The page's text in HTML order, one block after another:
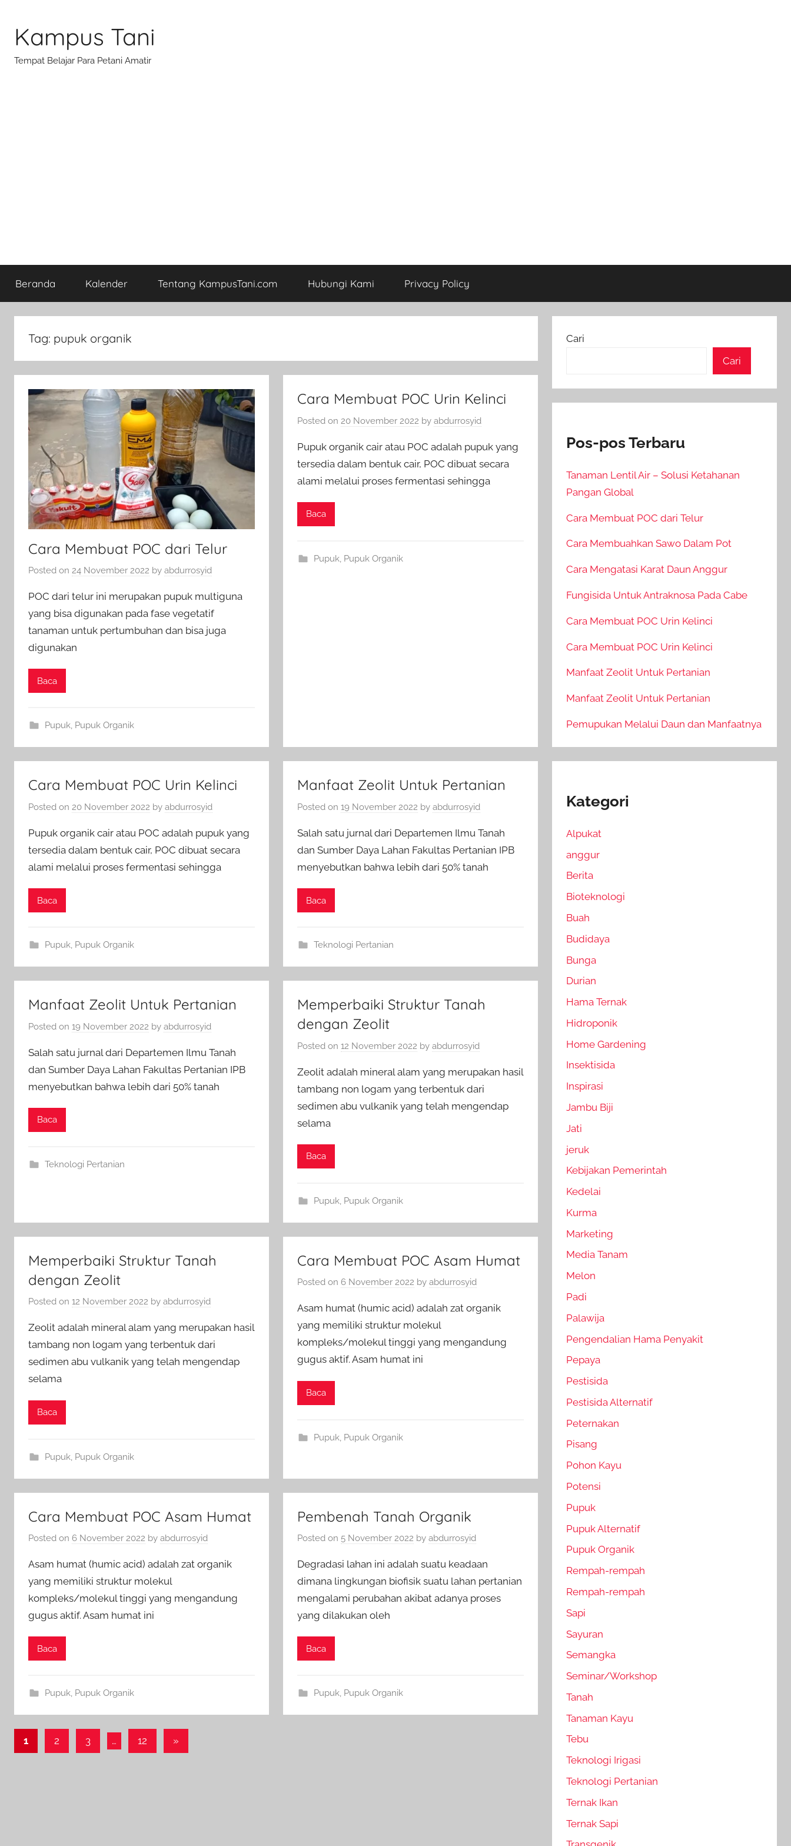
content
Kampus Tani
Tempat Belajar Para Petani Amatir
Beranda Kalender Tentang KampusTani.com Hubungi Kami Privacy Policy
Tag: pupuk organik
Cara Membuat POC dari Telur
Posted on 24 November 2022 by abdurrosyid
POC dari telur ini merupakan pupuk multiguna
yang bisa digunakan pada fase vegetatif
tanaman untuk pertumbuhan dan bisa juga
digunakan
Baca
Pupuk, Pupuk Organik
Cara Membuat POC Urin Kelinci
Posted on 20 November 2022 byabdurrosyid
Pupuk organik cair atau POC adalah pupuk yang
tersedia dalam bentuk cair, POC dibuat secara
alami melalui proses fermentasi sehingga
Baca
Pupuk, Pupuk Organik
Cara Membuat POC Urin Kelinci
Posted on 20 November 2022 by abdurrosyid
Pupuk organik cair atau POC adalah pupuk yang
tersedia dalam bentuk cair, POC dibuat secara
alami melalui proses fermentasi sehingga
Baca
Pupuk, Pupuk Organik
Manfaat Zeolit Untuk Pertanian
Posted on19 November 2022 byabdurrosyid
Salah satu jurnal dari Departemen Ilmu Tanah
dan Sumber Daya Lahan Fakultas Pertanian IPB
menyebutkan bahwa lebih dari 50% tanah
Baca
Teknologi Pertanian
Manfaat Zeolit Untuk Pertanian
Posted on 19 November 2022 by abdurrosyid
Salah satu jurnal dari Departemen Ilmu Tanah
dan Sumber Daya Lahan Fakultas Pertanian IPB
menyebutkan bahwa lebih dari 50% tanah
Baca
Teknologi Pertanian
Memperbaiki Struktur Tanah
dengan Zeolit
Posted on12 November 2022 byabdurrosyid
Zeolit adalah mineral alam yang merupakan hasil
tambang non logam yang terbentuk dari
sedimen abu vulkanik yang telah mengendap
selama
Baca
Pupuk, Pupuk Organik
Memperbaiki Struktur Tanah
dengan Zeolit
Posted on 12 November 2022 by abdurrosyid
Zeolit adalah mineral alam yang merupakan hasil
tambang non logam yang terbentuk dari
sedimen abu vulkanik yang telah mengendap
selama
Baca
Pupuk, Pupuk Organik
Cara Membuat POC Asam Humat
Posted on6 November 2022 byabdurrosyid
Asam humat (humic acid) adalah zat organik
yang memiliki struktur molekul
kompleks/molekul tinggi yang mengandung
gugus aktif. Asam humat ini
Baca
Pupuk, Pupuk Organik
Cara Membuat POC Asam Humat
Posted on 6 November 2022 by abdurrosyid
Asam humat (humic acid) adalah zat organik
yang memiliki struktur molekul
kompleks/molekul tinggi yang mengandung
gugus aktif. Asam humat ini
Baca
Pupuk, Pupuk Organik
Pembenah Tanah Organik
Posted on 5 November 2022 byabdurrosyid
Degradasi lahan ini adalah suatu keadaan
dimana lingkungan biofisik suatu lahan pertanian
mengalami perubahan akibat adanya proses
yang dilakukan oleh
Baca
Pupuk, Pupuk Organik
Paginasi
1 2 3 … 12
Next
Posts
»
Cari
Cari
Pos-pos Terbaru
Tanaman Lentil Air – Solusi Ketahanan
Pangan Global
Cara Membuat POC dari Telur
Cara Membuahkan Sawo Dalam Pot
Cara Mengatasi Karat Daun Anggur
Fungisida Untuk Antraknosa Pada Cabe
Cara Membuat POC Urin Kelinci
Cara Membuat POC Urin Kelinci
Manfaat Zeolit Untuk Pertanian
Manfaat Zeolit Untuk Pertanian
Pemupukan Melalui Daun dan Manfaatnya
Kategori
Alpukat
anggur
Berita
Bioteknologi
Buah
Budidaya
Bunga
Durian
Hama Ternak
Hidroponik
Home Gardening
Insektisida
Inspirasi
Jambu Biji
Jati
jeruk
Kebijakan Pemerintah
Kedelai
Kurma
Marketing
Media Tanam
Melon
Padi
Palawija
Pengendalian Hama Penyakit
Pepaya
Pestisida
Pestisida Alternatif
Peternakan
Pisang
Pohon Kayu
Potensi
Pupuk
Pupuk Alternatif
Pupuk Organik
Rempah-rempah
Rempah-rempah
Sapi
Sayuran
Semangka
Seminar/Workshop
Tanah
Tanaman Kayu
Tebu
Teknologi Irigasi
Teknologi Pertanian
Ternak Ikan
Ternak Sapi